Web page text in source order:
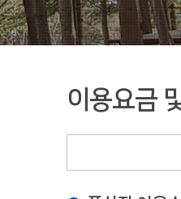
이용요금